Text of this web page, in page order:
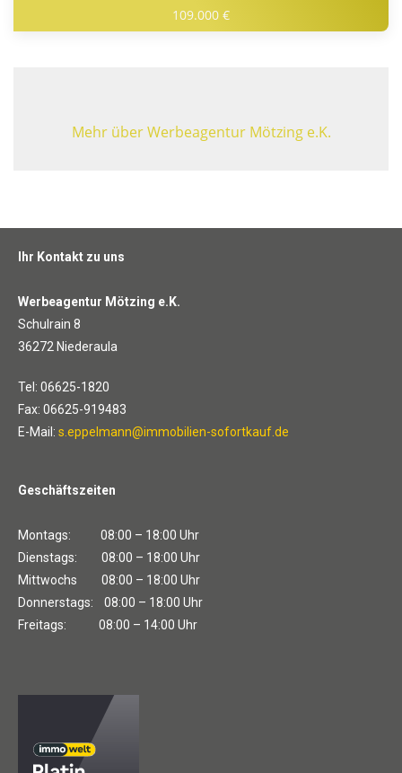
109.000 €
Mehr über Werbeagentur Mötzing e.K.
Ihr Kontakt zu uns
Werbeagentur Mötzing e.K.
Schulrain 8
36272 Niederaula
Tel: 06625-1820
Fax: 06625-919483
E-Mail: s.eppelmann@immobilien-sofortkauf.de
Geschäftszeiten
Montags: 08:00 – 18:00 Uhr
Dienstags: 08:00 – 18:00 Uhr
Mittwochs 08:00 – 18:00 Uhr
Donnerstags: 08:00 – 18:00 Uhr
Freitags: 08:00 – 14:00 Uhr